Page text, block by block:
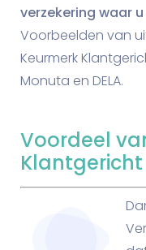
verzekering waar
Voorbeelden van
Keurmerk
Monuta en DELA.
Voordeel
Klantgericht